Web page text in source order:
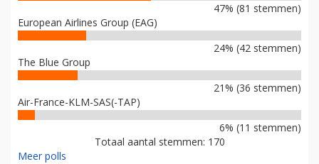
47% (81 stemmen)
European Airlines Group (EAG)
24% (42 stemmen)
The Blue Group
21% (36 stemmen)
Air-France-KLM-SAS(-TAP)
6% (11 stemmen)
Totaal aantal stemmen: 170
Meer polls